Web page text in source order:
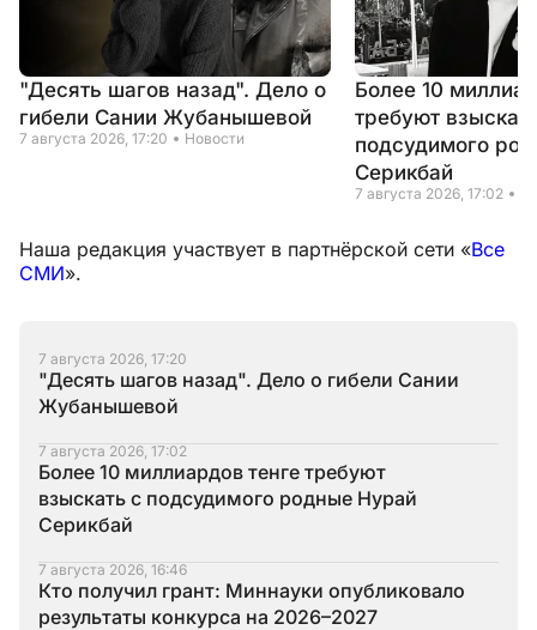
"Десять шагов назад". Дело о
гибели Сании Жубанышевой
7 августа 2026, 17:20 Новости
Более 10
требуют
подсудимого
Серикбай
7 августа 2026, 17:02
Наша редакция участвует в партнёрской сети «Все
СМИ».
7 августа 2026, 17:20
"Десять шагов назад". Дело о гибели Сании
Жубанышевой
7 августа 2026, 17:02
Более 10 миллиардов тенге требуют
взыскать с подсудимого родные Нурай
Серикбай
7 августа 2026, 16:46
Кто получил грант: Миннауки опубликовало
результаты конкурса на 2026–2027